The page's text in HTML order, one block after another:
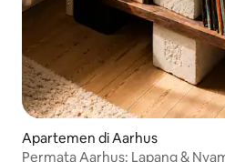
Apartemen di Aarhus